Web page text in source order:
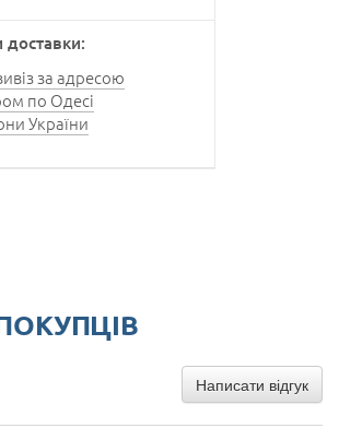
доставки:
за адресою
по Одесі
України
Написати відгук